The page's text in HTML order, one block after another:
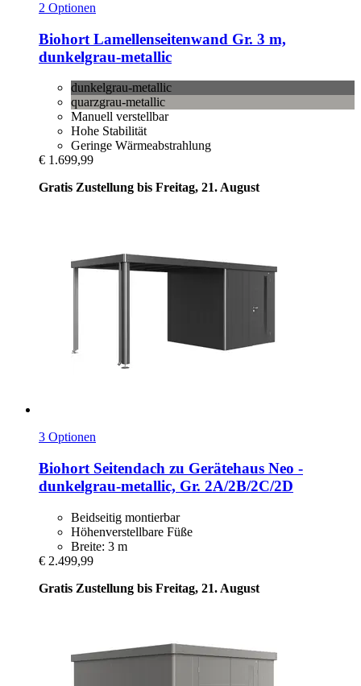
2 Optionen
Biohort Lamellenseitenwand Gr. 3 m,
dunkelgrau-​metallic
dunkelgrau-metallic
quarzgrau-metallic
Manuell verstellbar
Hohe Stabilität
Geringe Wärmeabstrahlung
€ 1.699,99
Gratis Zustellung bis Freitag, 21. August
3 Optionen
Biohort Seitendach zu Gerätehaus Neo -​
dunkelgrau-​metallic, Gr. 2A/2B/2C/2D
Beidseitig montierbar
Höhenverstellbare Füße
Breite: 3 m
€ 2.499,99
Gratis Zustellung bis Freitag, 21. August